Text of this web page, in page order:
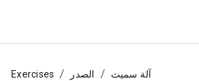
Exercises الصدر
آلة سميث